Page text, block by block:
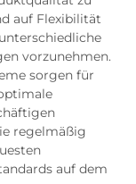
auf Flexibilität
vorzunehmen.
sorgen für
regelmäßig
auf dem